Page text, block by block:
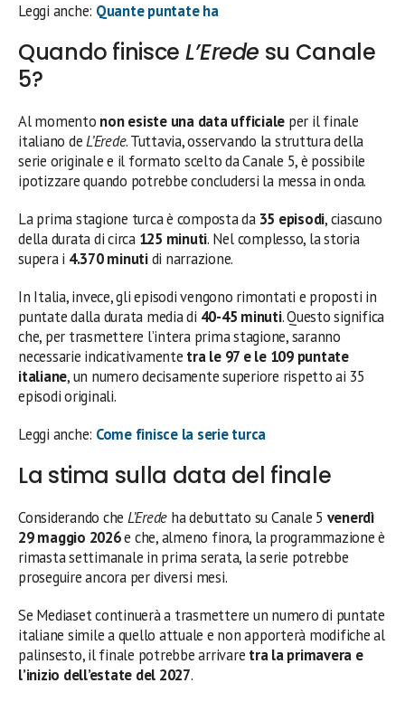
Leggi anche: Quante puntate ha
Quando finisce L’Erede su Canale
5?
Al momento non esiste una data ufficiale per il finale
italiano deL’Erede. Tuttavia, osservando la struttura della
serie originale e il formato scelto da Canale 5, è possibile
ipotizzare quando potrebbe concludersi la messa in onda.
La prima stagione turca è composta da 35 episodi, ciascuno
della durata di circa 125 minuti. Nel complesso, la storia
supera i 4.370 minutidi narrazione.
In Italia, invece, gli episodi vengono rimontati e proposti in
puntate dalla durata media di 40-45 minuti. Questo significa
che, per trasmettere l’intera prima stagione, saranno
necessarie indicativamente tra le 97 e le 109 puntate
italiane, un numero decisamente superiore rispetto ai 35
episodi originali.
Leggi anche: Come finisce la serie turca
La stima sulla data del finale
Considerando che L’Erede ha debuttato su Canale 5 venerdì
29 maggio 2026e che, almeno finora, la programmazione è
rimasta settimanale in prima serata, la serie potrebbe
proseguire ancora per diversi mesi.
Se Mediaset continuerà a trasmettere un numero di puntate
italiane simile a quello attuale e non apporterà modifiche al
palinsesto, il finale potrebbe arrivare tra la primavera e
l’inizio dell’estate del 2027.